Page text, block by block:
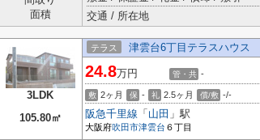
面積
交通 / 所在地
3LDK
105.80㎡
テラス 津雲台6丁目テラスハウス
24.8万円 管・共 -
敷 2ヶ月 保 - 礼 2.5ヶ月 償/敷 -/-
阪急千里線 「 山田 」駅
大阪府吹田市津雲台 ６丁目